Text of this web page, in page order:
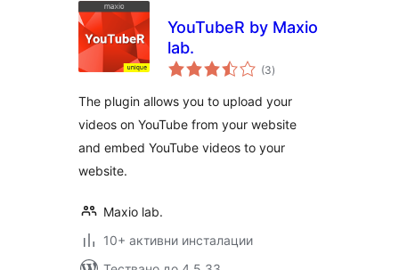
YouTubeR by Maxio
lab.
(3общо
оценки
)
The plugin allows you to upload your
videos on YouTube from your website
and embed YouTube videos to your
website.
Maxio lab.
10+ активни инсталации